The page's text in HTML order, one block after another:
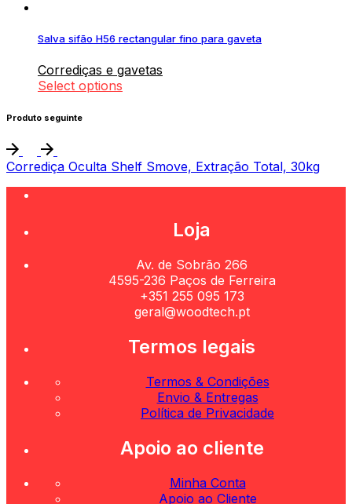
Salva sifão H56 rectangular fino para gaveta
Corrediças e gavetas
Select options
Produto seguinte
Corrediça Oculta Shelf Smove, Extração Total, 30kg
Loja
Av. de Sobrão 266
4595-236 Paços de Ferreira
+351 255 095 173
geral@woodtech.pt
Termos legais
Termos & Condições
Envio & Entregas
Política de Privacidade
Apoio ao cliente
Minha Conta
Apoio ao Cliente